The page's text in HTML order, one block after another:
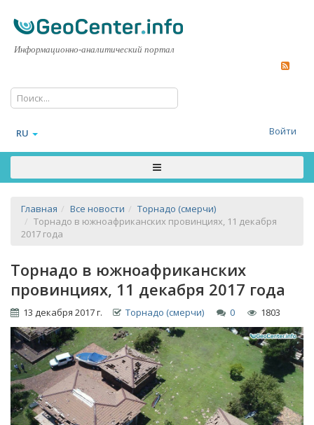
Информационно-аналитический портал
RU Войти
Главная Все новости
Торнадо (смерчи)
Торнадо в южноафриканских провинциях, 11 декабря
2017 года
Торнадо в южноафриканских
провинциях, 11 декабря 2017 года
13 декабря 2017 г. Торнадо (смерчи) 0 1803